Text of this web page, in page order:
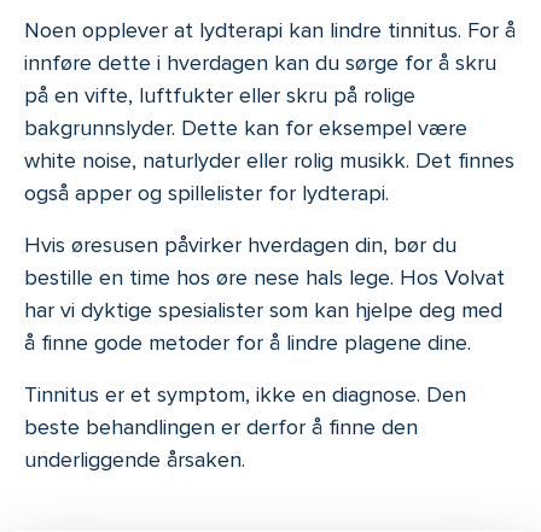
Noen opplever at lydterapi kan lindre tinnitus. For å
innføre dette i hverdagen kan du sørge for å skru
på en vifte, luftfukter eller skru på rolige
bakgrunnslyder. Dette kan for eksempel være
white noise, naturlyder eller rolig musikk. Det finnes
også apper og spillelister for lydterapi.
Hvis øresusen påvirker hverdagen din, bør du
bestille en time hos øre nese hals lege. Hos Volvat
har vi dyktige spesialister som kan hjelpe deg med
å finne gode metoder for å lindre plagene dine.
Tinnitus er et symptom, ikke en diagnose. Den
beste behandlingen er derfor å finne den
underliggende årsaken.